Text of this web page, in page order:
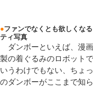
●ファンでなくとも欲しくな
ティ写真
ダンボーといえば、漫
製の着ぐるみのロボット
いうわけでもない、ちょ
のダンボーがここまで知